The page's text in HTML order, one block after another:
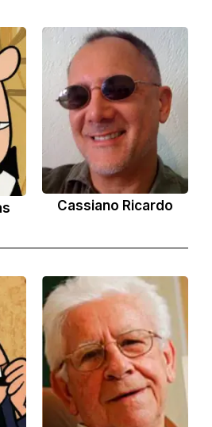
Cassiano Ricardo